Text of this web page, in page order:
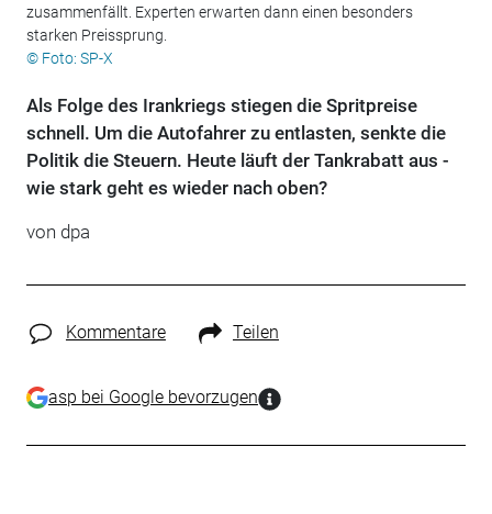
zusammenfällt. Experten erwarten dann einen besonders
starken Preissprung.
© Foto: SP-X
Als Folge des Irankriegs stiegen die Spritpreise
schnell. Um die Autofahrer zu entlasten, senkte die
Politik die Steuern. Heute läuft der Tankrabatt aus -
wie stark geht es wieder nach oben?
von dpa
Kommentare Teilen
asp bei Google bevorzugen